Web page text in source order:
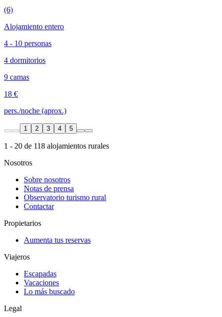
(6)
Alojamiento entero
4 - 10 personas
4 dormitorios
9 camas
18 €
pers./noche (aprox.)
1 2 3 4 5
1 - 20 de 118 alojamientos rurales
Nosotros
Sobre nosotros
Notas de prensa
Observatorio turismo rural
Contactar
Propietarios
Aumenta tus reservas
Viajeros
Escapadas
Vacaciones
Lo más buscado
Legal